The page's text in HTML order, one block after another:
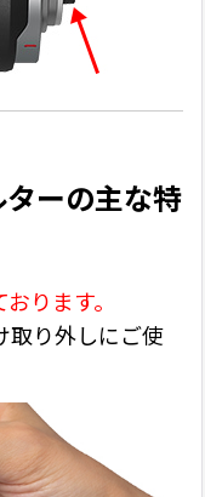
ターの主な特
ります。
取り外しにご使